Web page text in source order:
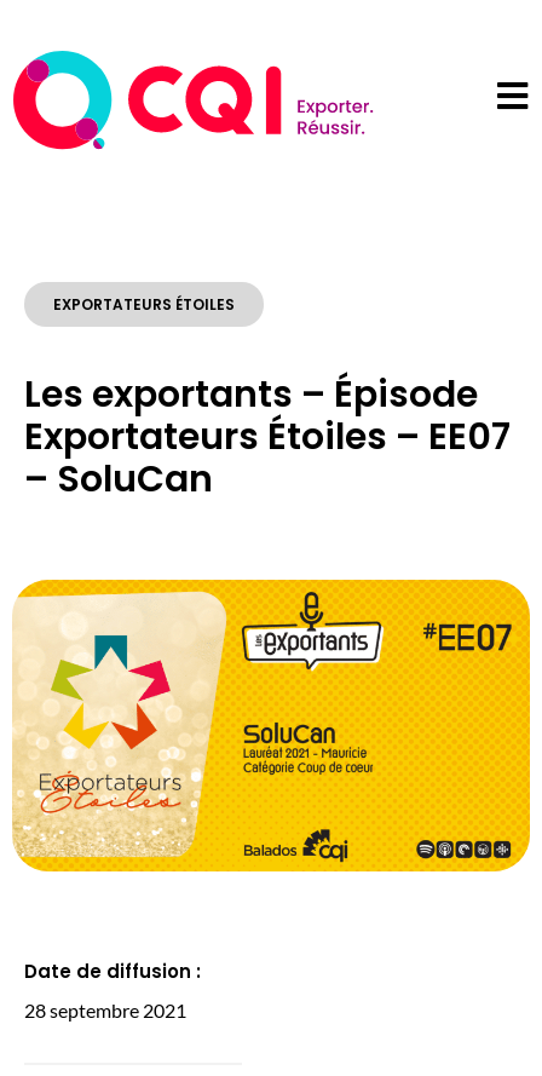
EXPORTATEURS ÉTOILES
Les exportants – Épisode
Exportateurs Étoiles – EE07
– SoluCan
Date de diffusion :
28 septembre 2021